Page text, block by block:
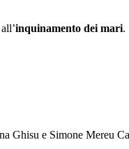
inquinamento dei mari.
Ghisu e Simone Mereu